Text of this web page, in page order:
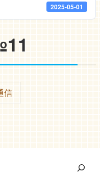
2025-05-01
信